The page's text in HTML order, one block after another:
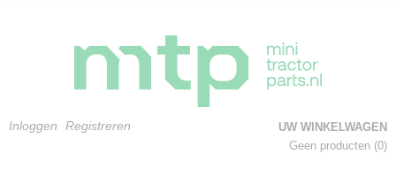
Inloggen Registreren
UW WINKELWAGEN
Geen producten (0)